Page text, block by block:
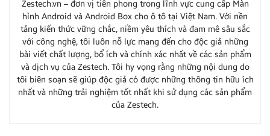
Zestech.vn – đơn vị tiên phong trong lĩnh vực cung cấp Màn
hình Android và Android Box cho ô tô tại Việt Nam. Với nền
tảng kiến thức vững chắc, niềm yêu thích và đam mê sâu sắc
với công nghệ, tôi luôn nỗ lực mang đến cho độc giả những
bài viết chất lượng, bổ ích và chính xác nhất về các sản phẩm
và dịch vụ của Zestech. Tôi hy vọng rằng những nội dung do
tôi biên soạn sẽ giúp độc giả có được những thông tin hữu ích
nhất và những trải nghiệm tốt nhất khi sử dụng các sản phẩm
của Zestech.